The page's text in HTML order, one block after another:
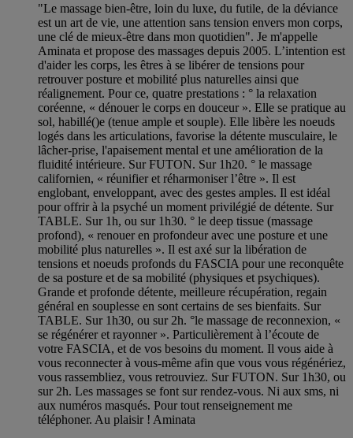
"Le massage bien-être, loin du luxe, du futile, de la déviance
est un art de vie, une attention sans tension envers mon corps,
une clé de mieux-être dans mon quotidien". Je m'appelle
Aminata et propose des massages depuis 2005. L’intention est
d'aider les corps, les êtres à se libérer de tensions pour
retrouver posture et mobilité plus naturelles ainsi que
réalignement. Pour ce, quatre prestations : ° la relaxation
coréenne, « dénouer le corps en douceur ». Elle se pratique au
sol, habillé()e (tenue ample et souple). Elle libère les noeuds
logés dans les articulations, favorise la détente musculaire, le
lâcher-prise, l'apaisement mental et une amélioration de la
fluidité intérieure. Sur FUTON. Sur 1h20. ° le massage
californien, « réunifier et réharmoniser l’être ». Il est
englobant, enveloppant, avec des gestes amples. Il est idéal
pour offrir à la psyché un moment privilégié de détente. Sur
TABLE. Sur 1h, ou sur 1h30. ° le deep tissue (massage
profond), « renouer en profondeur avec une posture et une
mobilité plus naturelles ». Il est axé sur la libération de
tensions et noeuds profonds du FASCIA pour une reconquête
de sa posture et de sa mobilité (physiques et psychiques).
Grande et profonde détente, meilleure récupération, regain
général en souplesse en sont certains de ses bienfaits. Sur
TABLE. Sur 1h30, ou sur 2h. °le massage de reconnexion, «
se régénérer et rayonner ». Particulièrement à l’écoute de
votre FASCIA, et de vos besoins du moment. Il vous aide à
vous reconnecter à vous-même afin que vous vous régénériez,
vous rassembliez, vous retrouviez. Sur FUTON. Sur 1h30, ou
sur 2h. Les massages se font sur rendez-vous. Ni aux sms, ni
aux numéros masqués. Pour tout renseignement me
téléphoner. Au plaisir ! Aminata